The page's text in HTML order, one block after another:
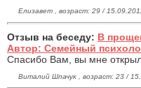
Елизавет , возраст: 29 /
Отзыв на беседу: В
Автор: Семейный
Спасибо Вам, вы мне
Виталий Шпачук , возраст: 23 /